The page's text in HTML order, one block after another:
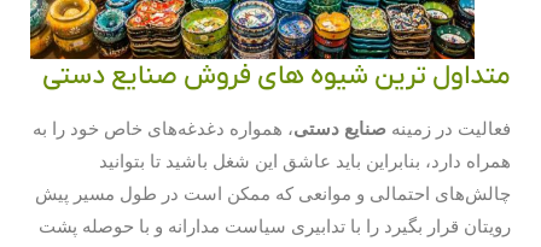
متداول ترین شیوه‌ های فروش صنایع دستی
فعالیت در زمینه صنایع دستی، همواره دغدغه‌های خاص خود را به
همراه دارد، بنابراین باید عاشق این شغل باشید تا بتوانید
چالش‌‌های احتمالی و موانعی که ممکن است در طول مسیر پیش
رویتان قرار بگیرد را با تدابیری سیاست مدارانه و با حوصله پشت